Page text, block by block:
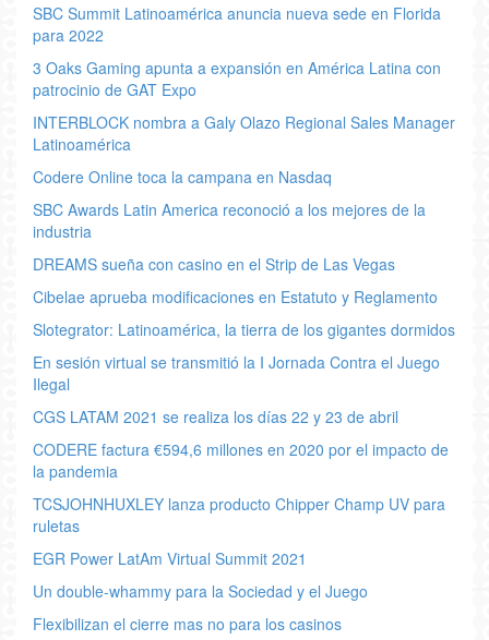
SBC Summit Latinoamérica anuncia nueva sede en Florida
para 2022
3 Oaks Gaming apunta a expansión en América Latina con
patrocinio de GAT Expo
INTERBLOCK nombra a Galy Olazo Regional Sales Manager
Latinoamérica
Codere Online toca la campana en Nasdaq
SBC Awards Latin America reconoció a los mejores de la
industria
DREAMS sueña con casino en el Strip de Las Vegas
Cibelae aprueba modificaciones en Estatuto y Reglamento
Slotegrator: Latinoamérica, la tierra de los gigantes dormidos
En sesión virtual se transmitió la I Jornada Contra el Juego
Ilegal
CGS LATAM 2021 se realiza los días 22 y 23 de abril
CODERE factura €594,6 millones en 2020 por el impacto de
la pandemia
TCSJOHNHUXLEY lanza producto Chipper Champ UV para
ruletas
EGR Power LatAm Virtual Summit 2021
Un double-whammy para la Sociedad y el Juego
Flexibilizan el cierre mas no para los casinos